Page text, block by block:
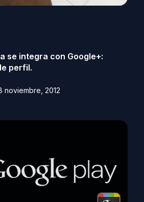
se integra con Google+:
perfil.
noviembre, 2012